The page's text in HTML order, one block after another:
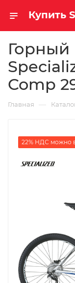
Горный
Comp
Главная —
22% НДС можно